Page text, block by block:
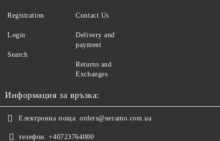
Registration
Login
Search
Contact Us
Delivery and
payment
Returns and
Exchanges
Информация за връзка:
Електронна поща: orders@neramo.com.ua
телефон: +40723764000